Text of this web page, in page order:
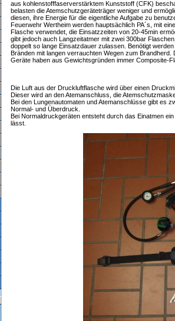
aus kohlenstofffaserverstärktem Kunststoff (CFK)
belasten die Atemschutzgeräteträger weniger und
diesen, ihre Energie für die eigentliche Aufgabe zu
Feuerwehr Wertheim werden hauptsächlich PA´s, mit
Flasche verwendet, die Einsatzzeiten von 20-45min
gibt jedoch auch Langzeitatmer mit zwei 300bar
doppelt so lange Einsatzdauer zulassen. Benötigt werden
Bränden mit langen verrauchten Wegen zum Brandherd.
Geräte haben aus Gewichtsgründen immer Composite-
Die Luft aus der Druckluftflasche wird über einen
Dieser wird an den Atemanschluss, die
Bei den Lungenautomaten und Atemanschlüsse gibt es
Normal- und Überdruck.
Bei Normaldruckgeräten entsteht durch das Einatmen
lässt.